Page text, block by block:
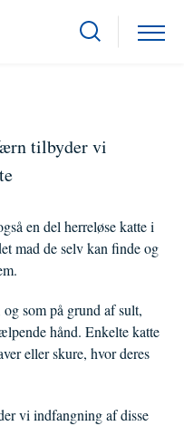
tilbyder vi
en del herreløse katte i
mad de selv kan finde og
som på grund af sult,
hånd. Enkelte katte
eller skure, hvor deres
vi indfangning af disse